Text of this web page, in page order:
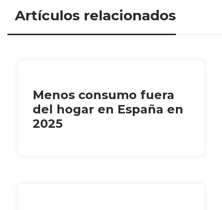
Artículos relacionados
Menos consumo fuera
del hogar en España en
2025